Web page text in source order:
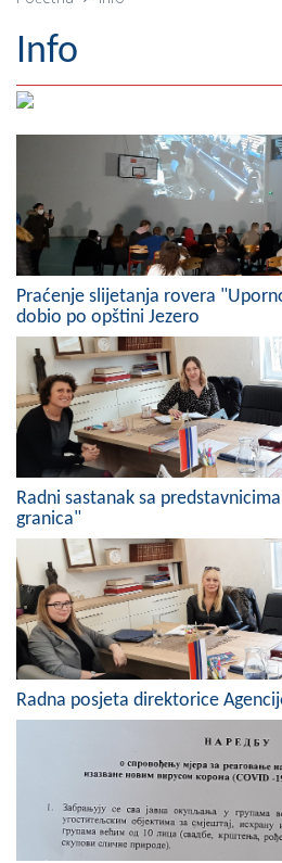
Istorija
Geografija
Naseljena mjesta
Zanimljivosti
Fotogalerija
NAČELNIK
O Načelniku
Zamjenik načelnika
Izvještaj o radu načelnika
Statut Opštine
Skupštinsko vijeće
Sastav Skupštine
Službeni Glasnici
OPŠTINSKA
INFO
Vijesti
Aktivnosti
Info
Praćenje slijetanja rovera
dobio po opštini Jezero
Radni sastanak sa
granica"
Radna posjeta direktorice